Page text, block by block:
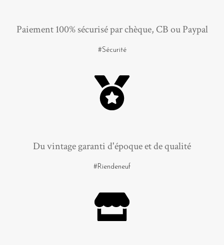
Paiement 100% sécurisé par chèque, CB ou Paypal
#Sécurité
Du vintage garanti d'époque et de qualité
#Riendeneuf